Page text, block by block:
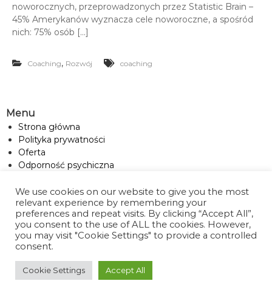
noworocznych, przeprowadzonych przez Statistic Brain –
45% Amerykanów wyznacza cele noworoczne, a spośród
nich: 75% osób […]
Coaching, Rozwój coaching
Menu
Strona główna
Polityka prywatności
Oferta
Odporność psychiczna
Kontakt
Blog
We use cookies on our website to give you the most
relevant experience by remembering your
preferences and repeat visits. By clicking “Accept All”,
you consent to the use of ALL the cookies. However,
you may visit "Cookie Settings" to provide a controlled
consent.
Cookie Settings Accept All